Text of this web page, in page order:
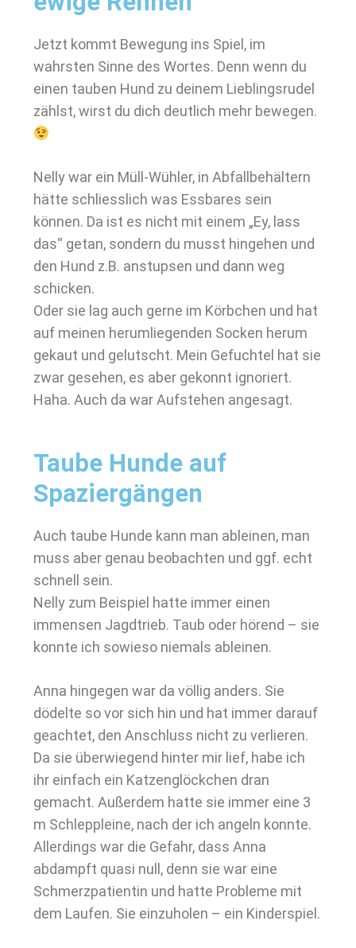
Jetzt kommt Bewegung ins Spiel, im
wahrsten Sinne des Wortes. Denn wenn du
einen tauben Hund zu deinem Lieblingsrudel
zählst, wirst du dich deutlich mehr bewegen.
Nelly war ein Müll-Wühler, in Abfallbehältern
hätte schliesslich was Essbares sein
können. Da ist es nicht mit einem „Ey, lass
das“ getan, sondern du musst hingehen und
den Hund z.B. anstupsen und dann weg
schicken.
Oder sie lag auch gerne im Körbchen und hat
auf meinen herumliegenden Socken herum
gekaut und gelutscht. Mein Gefuchtel hat sie
zwar gesehen, es aber gekonnt ignoriert.
Haha. Auch da war Aufstehen angesagt.
Taube Hunde auf
Spaziergängen
Auch taube Hunde kann man ableinen, man
muss aber genau beobachten und ggf. echt
schnell sein.
Nelly zum Beispiel hatte immer einen
immensen Jagdtrieb. Taub oder hörend – sie
konnte ich sowieso niemals ableinen.
Anna hingegen war da völlig anders. Sie
dödelte so vor sich hin und hat immer darauf
geachtet, den Anschluss nicht zu verlieren.
Da sie überwiegend hinter mir lief, habe ich
ihr einfach ein Katzenglöckchen dran
gemacht. Außerdem hatte sie immer eine 3
m Schleppleine, nach der ich angeln konnte.
Allerdings war die Gefahr, dass Anna
abdampft quasi null, denn sie war eine
Schmerzpatientin und hatte Probleme mit
dem Laufen. Sie einzuholen – ein Kinderspiel.